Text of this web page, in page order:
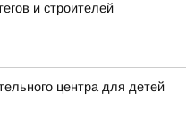
и строителей
центра для детей